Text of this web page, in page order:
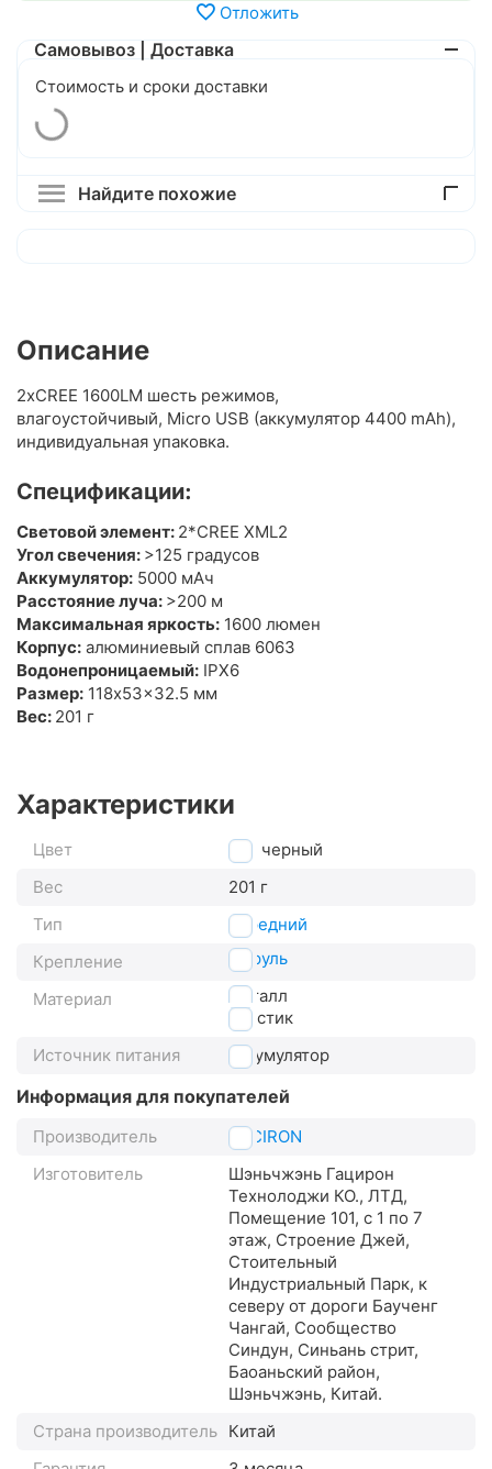
Отложить
Самовывоз | Доставка
Стоимость и сроки доставки
Найдите похожие
Описание
2xCREE 1600LM шесть режимов,
влагоустойчивый, Micro USB (аккумулятор 4400 mAh),
индивидуальная упаковка.
Спецификации:
Световой элемент: 2*CREE XML2
Угол свечения: >125 градусов
Аккумулятор: 5000 мАч
Расстояние луча: >200 м
Максимальная яркость: 1600 люмен
Корпус: алюминиевый сплав 6063
Водонепроницаемый: IPX6
Размер: 118x53x32.5 мм
Вес: 201 г
Характеристики
Цвет
черный
Вес
201 г
Тип
передний
Крепление
на руль
Материал
металл
пластик
Источник питания
аккумулятор
Информация для покупателей
Производитель
GACIRON
Изготовитель
Шэньчжэнь Гацирон
Технолоджи КО., ЛТД,
Помещение 101, с 1 по 7
этаж, Строение Джей,
Стоительный
Индустриальный Парк, к
северу от дороги Баученг
Чангай, Сообщество
Синдун, Синьань стрит,
Баоаньский район,
Шэньчжэнь, Китай.
Страна производитель Китай